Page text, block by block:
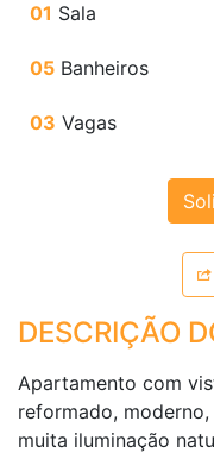
01 Sala
05 Banheiros
03 Vagas
DESCRIÇÃO
Apartamento com
reformado,
muita iluminação